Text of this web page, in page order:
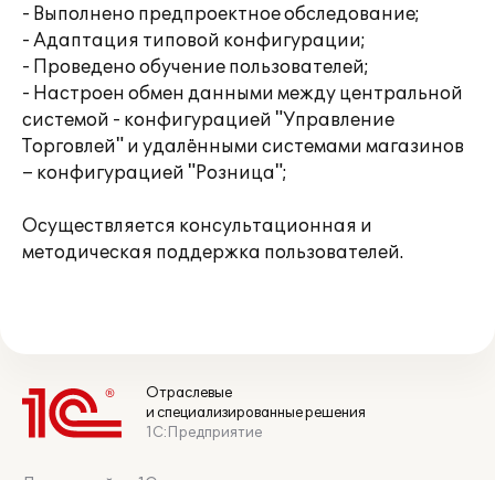
- Выполнено предпроектное обследование;
- Адаптация типовой конфигурации;
- Проведено обучение пользователей;
- Настроен обмен данными между центральной
системой - конфигурацией "Управление
Торговлей" и удалёнными системами магазинов
– конфигурацией "Розница";
Осуществляется консультационная и
методическая поддержка пользователей.
Отраслевые
и специализированные решения
1С:Предприятие